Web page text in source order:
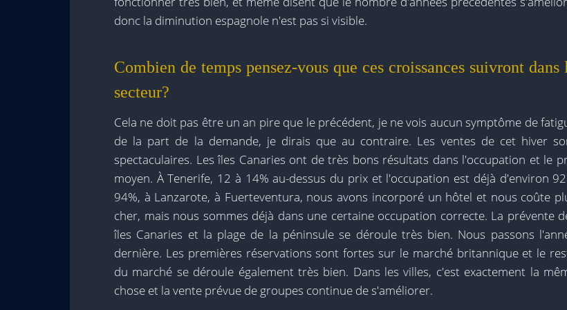
donc la diminution espagnole n'est pas si visible.
Combien de temps pensez-vous que ces croissances suivront dans
secteur?
Cela ne doit pas être un an pire que le précédent, je ne vois aucun symptôme de
de la part de la demande, je dirais que au contraire. Les ventes de cet hiver
spectaculaires. Les îles Canaries ont de très bons résultats dans l'occupation et le
moyen. À Tenerife, 12 à 14% au-dessus du prix et l'occupation est déjà d'environ
94%, à Lanzarote, à Fuerteventura, nous avons incorporé un hôtel et nous coûte
cher, mais nous sommes déjà dans une certaine occupation correcte. La prévente
îles Canaries et la plage de la péninsule se déroule très bien. Nous passons
dernière. Les premières réservations sont fortes sur le marché britannique et le
du marché se déroule également très bien. Dans les villes, c'est exactement la
chose et la vente prévue de groupes continue de s'améliorer.